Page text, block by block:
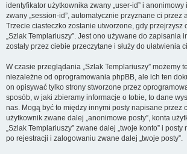
identyfikator użytkownika zwany „user-id” i anonimowy
zwany „session-id”, automatycznie przyznane ci przez
Trzecie ciasteczko zostanie utworzone, gdy przejrzysz
„Szlak Templariuszy”. Jest ono używane do zapisania
zostały przez ciebie przeczytane i służy do ułatwienia
W czasie przeglądania „Szlak Templariuszy” możemy
niezależne od oprogramowania phpBB, ale ich ten
on opisywać tylko strony stworzone przez
sposób, w jaki zbieramy informacje o tobie, to dane
nas. Mogą być to między innymi posty napisane przez
użytkownik zwane dalej „anonimowe posty”, konta
„Szlak Templariuszy” zwane dalej „twoje konto” i
po rejestracji i zalogowaniu zwane dalej „twoje posty”.